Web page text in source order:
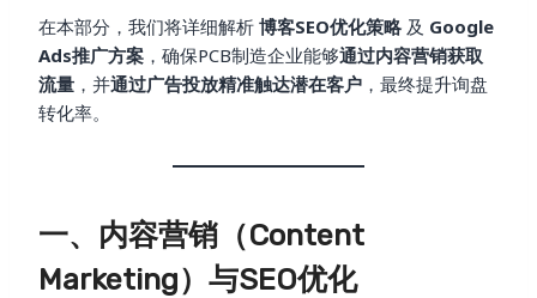
在本部分，我们将详细解析 博客SEO优化策略 及 Google
Ads推广方案 ，确保PCB制造企业能够通过内容营销获取
流量 ，并通过广告投放精准触达潜在客户 ，最终提升询盘
转化率。
一、内容营销（Content
Marketing）与SEO优化